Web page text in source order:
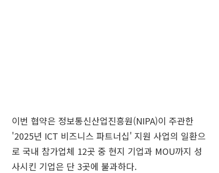
이번 협약은 정보통신산업진흥원(NIPA)이 주관한
'2025년 ICT 비즈니스 파트너십' 지원 사업의 일환으
로 국내 참가업체 12곳 중 현지 기업과 MOU까지 성
사시킨 기업은 단 3곳에 불과하다.